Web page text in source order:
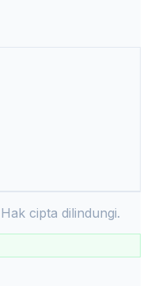
cipta dilindungi.